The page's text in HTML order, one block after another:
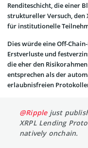
Renditeschicht, die einer
struktureller Versuch, den
für institutionelle
Dies würde eine Off-
Erstverluste und
die eher den
entsprechen als der
erlaubnisfreien
@Ripplejust
XRPL Lending
natively onchain.